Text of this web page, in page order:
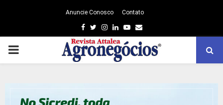
Anuncie Conosco Contato
Facebook
TwitterInstagram
LinkedinYoutube
Email
PRIMARY